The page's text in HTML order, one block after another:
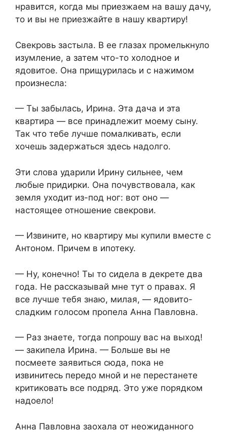
нравится, когда мы приезжаем на вашу дачу,
то и вы не приезжайте в нашу квартиру!
Свекровь застыла. В ее глазах промелькнуло
изумление, а затем что-то холодное и
ядовитое. Она прищурилась и с нажимом
произнесла:
— Ты забылась, Ирина. Эта дача и эта
квартира — все принадлежит моему сыну.
Так что тебе лучше помалкивать, если
хочешь задержаться здесь надолго.
Эти слова ударили Ирину сильнее, чем
любые придирки. Она почувствовала, как
земля уходит из-под ног: вот оно —
настоящее отношение свекрови.
— Извините, но квартиру мы купили вместе с
Антоном. Причем в ипотеку.
— Ну, конечно! Ты то сидела в декрете два
года. Не рассказывай мне тут о правах. Я
все лучше тебя знаю, милая, — ядовито-
сладким голосом пропела Анна Павловна.
— Раз знаете, тогда попрошу вас на выход!
— закипела Ирина. — Больше вы не
посмеете заявиться сюда, пока не
извинитесь передо мной и не перестанете
критиковать все подряд. Это уже порядком
надоело!
Анна Павловна заохала от неожиданного